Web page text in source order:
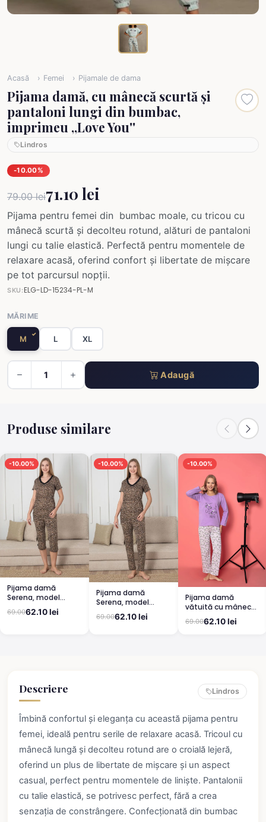
Acasă Femei Pijamale de dama
Pijama damă, cu mânecă scurtă și
pantaloni lungi din bumbac,
imprimeu ,,Love You''
Lindros
-10.00%
79.00 lei71.10 lei
Pijama pentru femei din bumbac moale, cu tricou cu
mânecă scurtă și decolteu rotund, alături de pantaloni
lungi cu talie elastică. Perfectă pentru momentele de
relaxare acasă, oferind confort și libertate de mișcare
pe tot parcursul nopții.
SKU:ELG-LD-15234-PL-M
MĂRIME
M L XL
Adaugă
Produse similare
-10.00%
Pijama damă
Serena, model
leopard, mânecă
scurtă, pantaloni
69.0062.10 lei
-10.00%
Pijama damă
Serena, model
leopard, mânecă
scurtă, pantaloni
69.0062.10 lei
-10.00%
Pijama damă
vătuită cu mânecă
lungă și pantaloni
lungi din bumbac,
69.0062.10 lei
Descriere Lindros
Îmbină confortul și eleganța cu această pijama pentru
femei, ideală pentru serile de relaxare acasă. Tricoul cu
mânecă lungă și decolteu rotund are o croială lejeră,
oferind un plus de libertate de mișcare și un aspect
casual, perfect pentru momentele de liniște. Pantalonii
cu talie elastică, se potrivesc perfect, fără a crea
senzația de constrângere. Confecționată din bumbac